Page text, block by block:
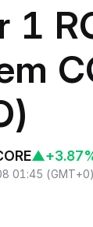
1
▲
01:45 (GMT+0)